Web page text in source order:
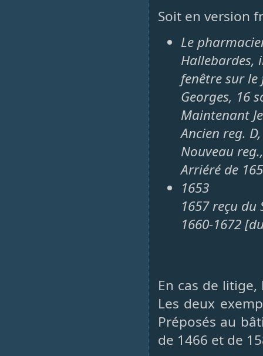
Soit en version
Le
Hallebardes,
fenêtre sur le
Georges, 16
Maintenant
Ancien reg.
Nouveau
Arriéré de
1653
1657 reçu du
1660-1672
En cas de
Les deux
Préposés au
de 1466 et de